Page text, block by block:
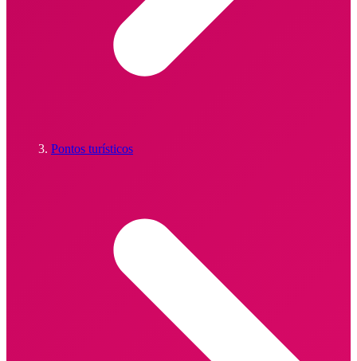
Pontos turísticos